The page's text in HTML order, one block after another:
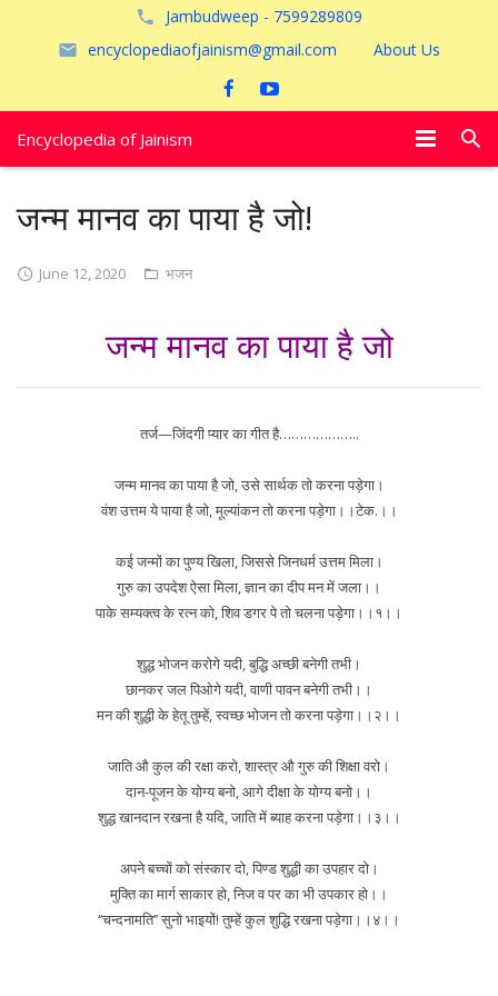
Jambudweep - 7599289809
encyclopediaofjainism@gmail.com
About Us
Encyclopedia of Jainism
जन्म मानव का पाया है जो!
June 12, 2020 भजन
जन्म मानव का पाया है जो
तर्ज—जिंदगी प्यार का गीत है………………..
जन्म मानव का पाया है जो, उसे सार्थक तो करना पड़ेगा।
वंश उत्तम ये पाया है जो, मूल्यांकन तो करना पड़ेगा।।टेक.।।
कई जन्मों का पुण्य खिला, जिससे जिनधर्म उत्तम मिला।
गुरु का उपदेश ऐसा मिला, ज्ञान का दीप मन में जला।।
पाके सम्यक्त्व के रत्न को, शिव डगर पे तो चलना पड़ेगा।।१।।
शुद्ध भोजन करोगे यदी, बुद्धि अच्छी बनेगी तभी।
छानकर जल पिओगे यदी, वाणी पावन बनेगी तभी।।
मन की शुद्धी के हेतू तुम्हें, स्वच्छ भोजन तो करना पड़ेगा।।२।।
जाति औ कुल की रक्षा करो, शास्त्र औ गुरु की शिक्षा वरो।
दान-पूजन के योग्य बनो, आगे दीक्षा के योग्य बनो।।
शुद्ध खानदान रखना है यदि, जाति में ब्याह करना पड़ेगा।।३।।
अपने बच्चों को संस्कार दो, पिण्ड शुद्धी का उपहार दो।
मुक्ति का मार्ग साकार हो, निज व पर का भी उपकार हो।।
‘‘चन्दनामति’’ सुनो भाइयों! तुम्हें कुल शुद्धि रखना पड़ेगा।।४।।